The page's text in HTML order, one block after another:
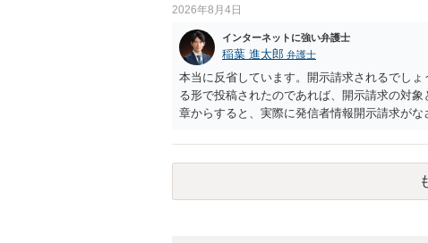
2026年8月4日
インターネットに強い弁護士
稲葉 進太郎 弁護士
本当に反省しています。開示請求されるでし
る形で投稿されたのであれば、開示請求の対
章からすると、実際に発信者情報開示請求が
カウントの登録メールに意見照会がなされま
スバイケースであり、数万円から１００万単
額から減額することを試みることとなるでしょ